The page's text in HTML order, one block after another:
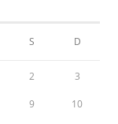
S D
2 3
9 10